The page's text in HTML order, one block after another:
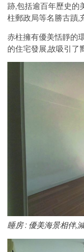
跡,包括逾百年歷史的
柱郵政局等名勝古蹟,
赤柱擁有優美恬靜的
的住宅發展,故吸引了
睡房 : 優美海景相伴,